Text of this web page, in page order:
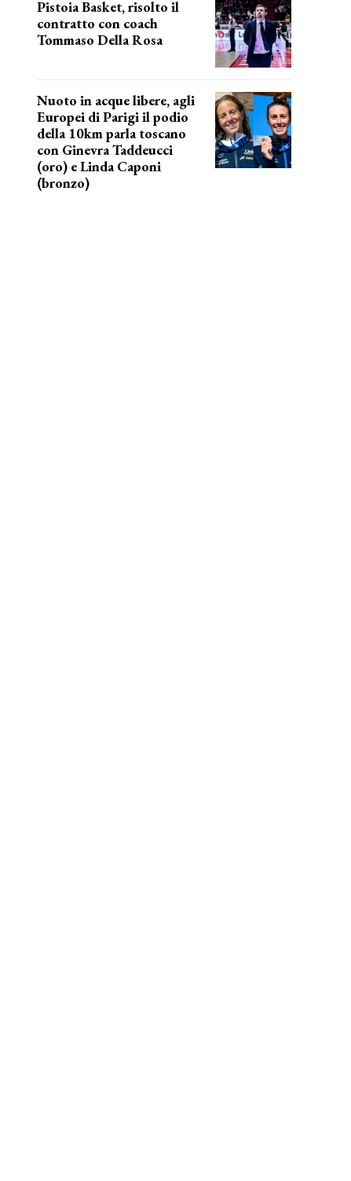
Pistoia Basket, risolto il
contratto con coach
Tommaso Della Rosa
Nuoto in acque libere, agli
Europei di Parigi il podio
della 10km parla toscano
con Ginevra Taddeucci
(oro) e Linda Caponi
(bronzo)